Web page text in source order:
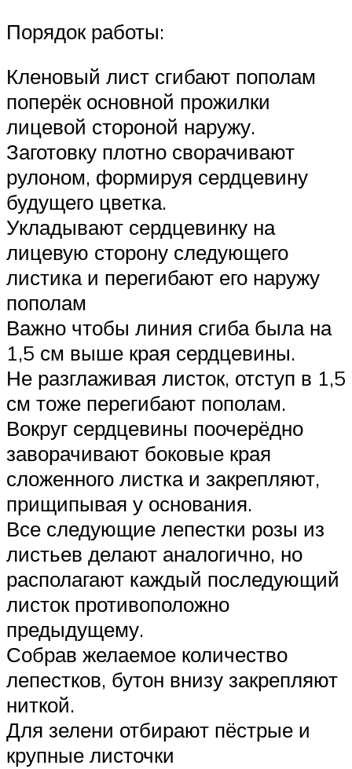
Порядок работы:
Кленовый лист сгибают пополам
поперёк основной прожилки
лицевой стороной наружу.
Заготовку плотно сворачивают
рулоном, формируя сердцевину
будущего цветка.
Укладывают сердцевинку на
лицевую сторону следующего
листика и перегибают его наружу
пополам
Важно чтобы линия сгиба была на
1,5 см выше края сердцевины.
Не разглаживая листок, отступ в 1,5
см тоже перегибают пополам.
Вокруг сердцевины поочерёдно
заворачивают боковые края
сложенного листка и закрепляют,
прищипывая у основания.
Все следующие лепестки розы из
листьев делают аналогично, но
располагают каждый последующий
листок противоположно
предыдущему.
Собрав желаемое количество
лепестков, бутон внизу закрепляют
ниткой.
Для зелени отбирают пёстрые и
крупные листочки